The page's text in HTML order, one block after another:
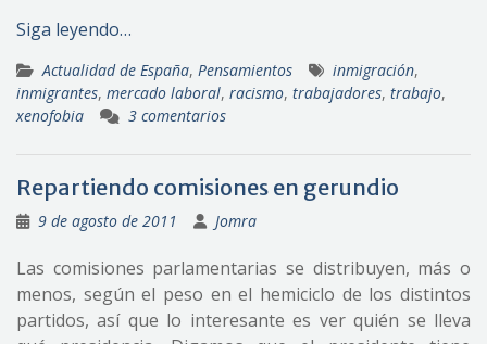
Siga leyendo…
Actualidad de España, Pensamientos inmigración,
inmigrantes, mercado laboral, racismo, trabajadores, trabajo,
xenofobia
3 comentarios
Repartiendo comisiones en gerundio
9 de agosto de 2011 Jomra
Las comisiones parlamentarias se distribuyen, más o
menos, según el peso en el hemiciclo de los distintos
partidos, así que lo interesante es ver quién se lleva